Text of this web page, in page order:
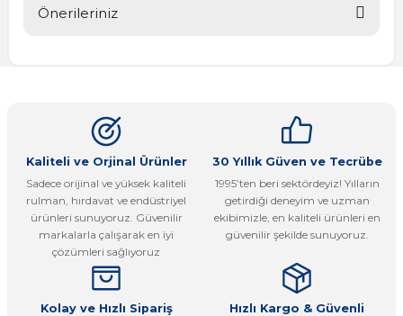
Önerileriniz
Görüş ve önerileriniz için teşekkür ederiz.
Ürün resmi kalitesiz, bozuk veya görüntülenemiyor.
Ürün açıklamasında eksik bilgiler bulunuyor.
Ürün bilgilerinde hatalar bulunuyor.
Ürün fiyatı diğer sitelerden daha pahalı.
Bu ürüne benzer farklı alternatifler olmalı.
Kaliteli ve Orjinal Ürünler
Sadece orijinal ve yüksek kaliteli
rulman, hırdavat ve endüstriyel
ürünleri sunuyoruz. Güvenilir
markalarla çalışarak en iyi
çözümleri sağlıyoruz
30 Yıllık Güven ve Tecrübe
1995’ten beri sektördeyiz! Yılların
getirdiği deneyim ve uzman
ekibimizle, en kaliteli ürünleri en
güvenilir şekilde sunuyoruz.
Kolay ve Hızlı Sipariş
Hızlı Kargo & Güvenli